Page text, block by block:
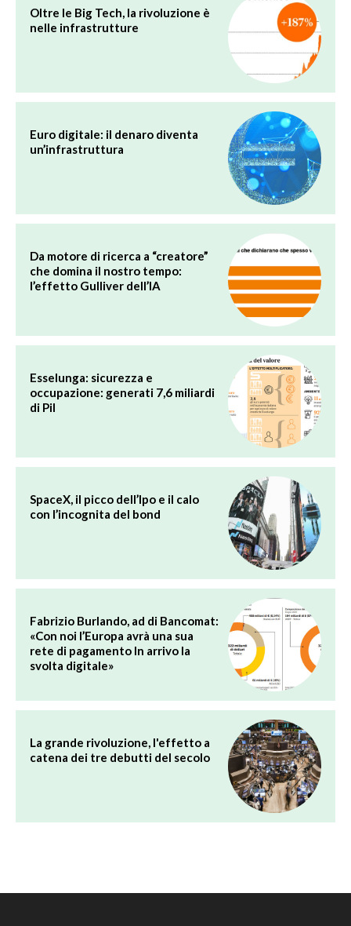
Oltre le Big Tech, la rivoluzione è
nelle infrastrutture
Euro digitale: il denaro diventa
un’infrastruttura
Da motore di ricerca a “creatore”
che domina il nostro tempo:
l’effetto Gulliver dell’IA
Esselunga: sicurezza e
occupazione: generati 7,6 miliardi
di Pil
SpaceX, il picco dell’Ipo e il calo
con l’incognita del bond
Fabrizio Burlando, ad di Bancomat:
«Con noi l’Europa avrà una sua
rete di pagamento In arrivo la
svolta digitale»
La grande rivoluzione, l'effetto a
catena dei tre debutti del secolo